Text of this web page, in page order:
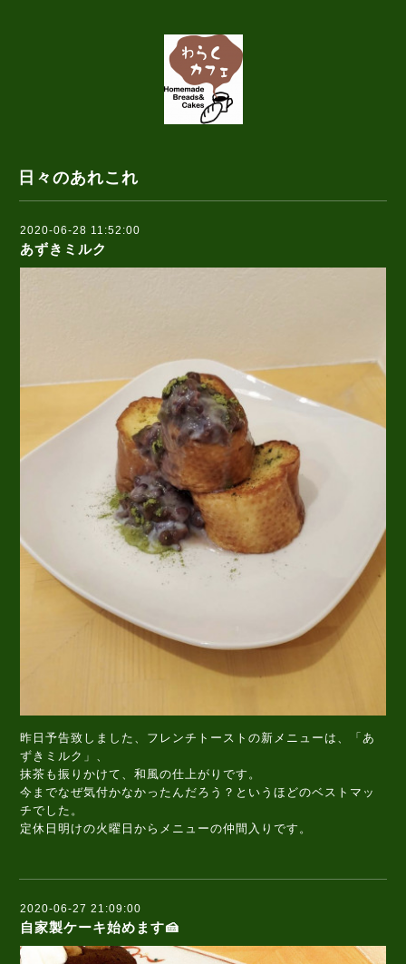
日々のあれこれ
2020-06-28 11:52:00
あずきミルク
昨日予告致しました、フレンチトーストの新メニューは、「あ
ずきミルク」、
抹茶も振りかけて、和風の仕上がりです。
今までなぜ気付かなかったんだろう？というほどのベストマッ
チでした。
定休日明けの火曜日からメニューの仲間入りです。
2020-06-27 21:09:00
自家製ケーキ始めます🍰